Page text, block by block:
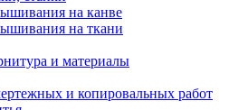
на канве
на ткани
и материалы
и копировальных работ